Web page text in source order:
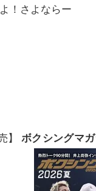
！さよならー
】 ボクシングマ